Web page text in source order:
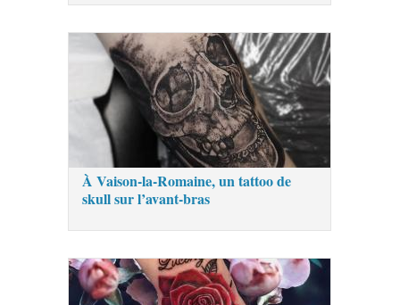
À Vaison-la-Romaine, un tattoo de
skull sur l’avant-bras